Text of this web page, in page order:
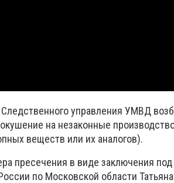
управления УМВД
на незаконные
веществ или их аналогов).
пресечения в виде заключения
по Московской области